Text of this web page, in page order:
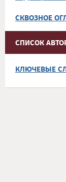
СКВОЗНОЕ
СПИСОК
КЛЮЧЕВЫЕ